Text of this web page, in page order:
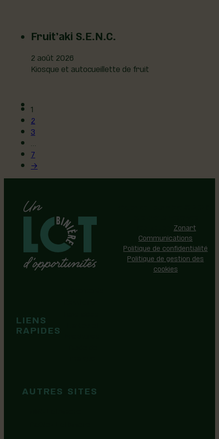
Fruit’aki S.E.N.C.
2 août 2026
Kiosque et autocueillette de fruit
1
2
3
7
→
LIENS
RAPIDES
AUTRES SITES
Zonart
Communications
Politique de confidentialité
Politique de gestion des
cookies